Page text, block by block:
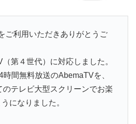
ご利用いただきありがとうご
第４世代）に対応しました。
間無料放送のAbemaTVを、
テレビ大型スクリーンでお楽
になりました。